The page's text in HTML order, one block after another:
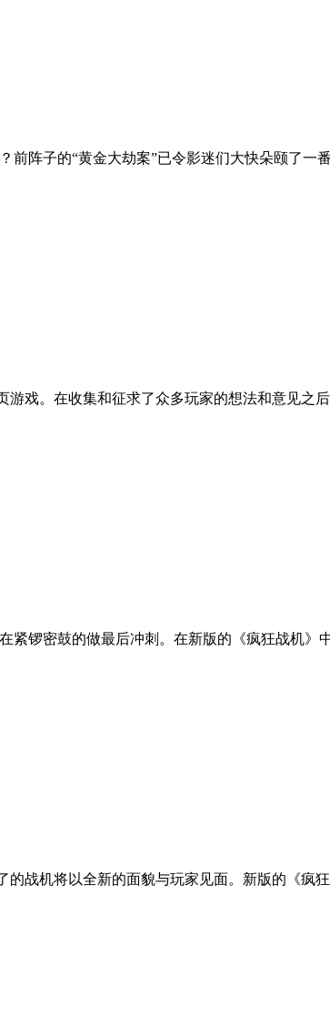
阵子的“黄金大劫案”已令影迷们大快朵颐了一
戏。在收集和征求了众多玩家的想法和意见之
锣密鼓的做最后冲刺。在新版的《疯狂战机》
战机将以全新的面貌与玩家见面。新版的《疯